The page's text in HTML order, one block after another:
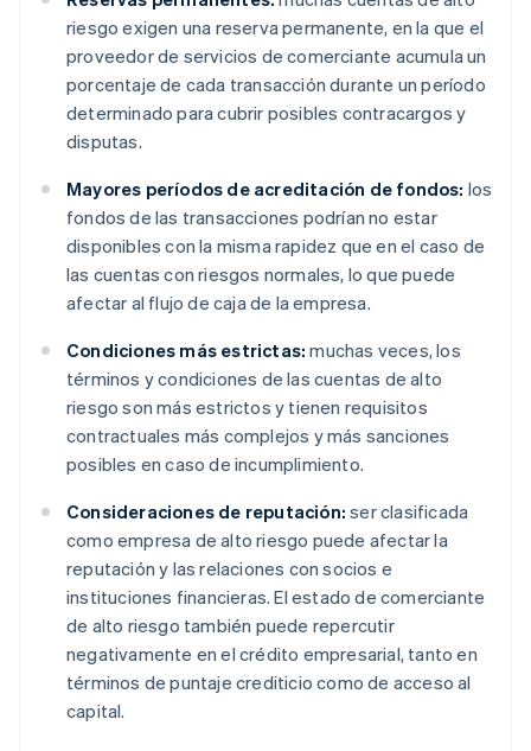
riesgo exigen una reserva permanente, en la que el
proveedor de servicios de comerciante acumula un
porcentaje de cada transacción durante un período
determinado para cubrir posibles contracargos y
disputas.
Mayores períodos de acreditación de fondos: los
fondos de las transacciones podrían no estar
disponibles con la misma rapidez que en el caso de
las cuentas con riesgos normales, lo que puede
afectar al flujo de caja de la empresa.
Condiciones más estrictas: muchas veces, los
términos y condiciones de las cuentas de alto
riesgo son más estrictos y tienen requisitos
contractuales más complejos y más sanciones
posibles en caso de incumplimiento.
Consideraciones de reputación: ser clasificada
como empresa de alto riesgo puede afectar la
reputación y las relaciones con socios e
instituciones financieras. El estado de comerciante
de alto riesgo también puede repercutir
negativamente en el crédito empresarial, tanto en
términos de puntaje crediticio como de acceso al
capital.